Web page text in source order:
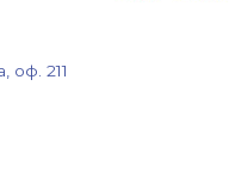
оф. 211